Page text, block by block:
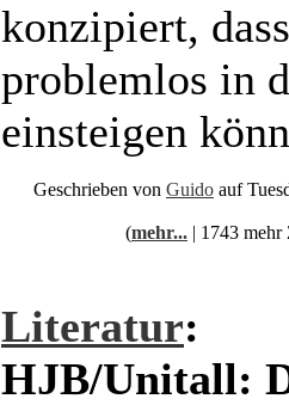
konzipiert,
problemlos in
einsteigen
Geschrieben von Guido auf
(mehr... | 1743
Literatur:
HJB/Unitall: